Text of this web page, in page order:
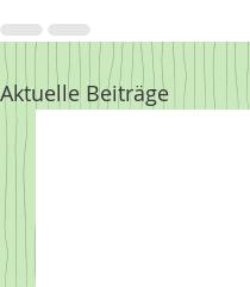
Aktuelle Beiträge